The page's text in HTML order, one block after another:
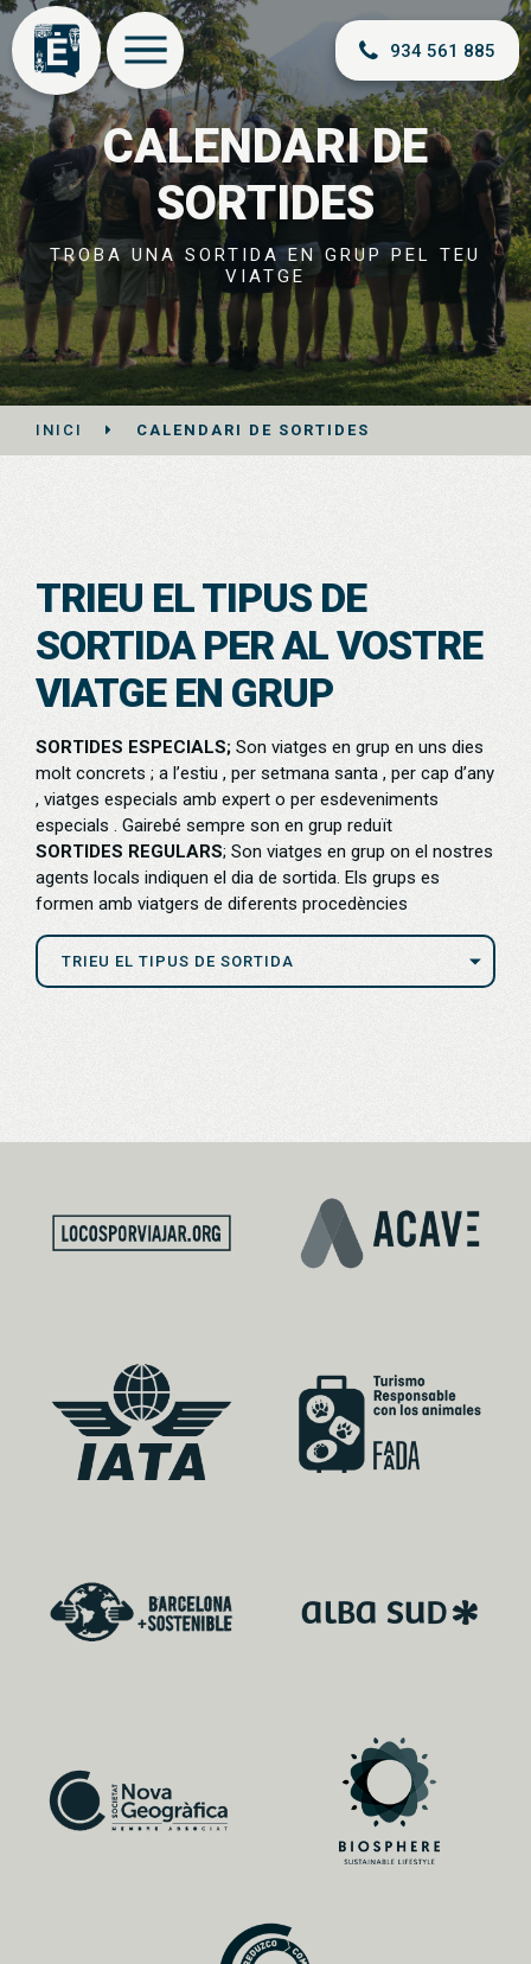
934 561 885
CALENDARI DE
SORTIDES
TROBA UNA SORTIDA EN GRUP PEL TEU
VIATGE
INICI CALENDARI DE SORTIDES
TRIEU EL TIPUS DE
SORTIDA PER AL VOSTRE
VIATGE EN GRUP
SORTIDES ESPECIALS; Son viatges en grup en uns dies
molt concrets ; a l’estiu , per setmana santa , per cap d’any
, viatges especials amb expert o per esdeveniments
especials . Gairebé sempre son en grup reduït
SORTIDES REGULARS; Son viatges en grup on el nostres
agents locals indiquen el dia de sortida. Els grups es
formen amb viatgers de diferents procedències